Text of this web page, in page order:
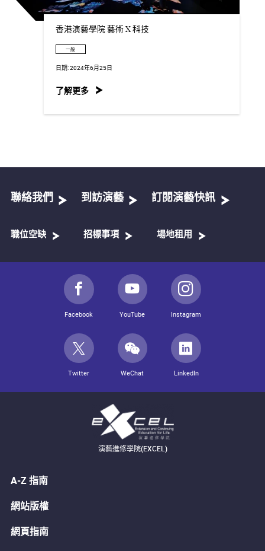
香港演藝學院 藝術 X 科技
一般
日期:2024年6月25日
了解更多
聯絡我們 到訪演藝 訂閱演藝快訊
職位空缺 招標事項 場地租用
Facebook YouTube Instagram
Twitter WeChat LinkedIn
演藝進修學院(EXCEL)
A-Z 指南
網站版權
網頁指南